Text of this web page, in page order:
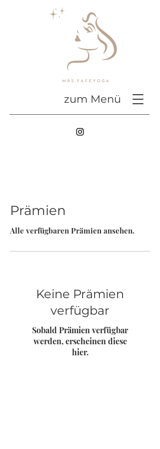
zum Menü
Prämien
Alle verfügbaren Prämien ansehen.
Keine Prämien
verfügbar
Sobald Prämien verfügbar
werden, erscheinen diese
hier.